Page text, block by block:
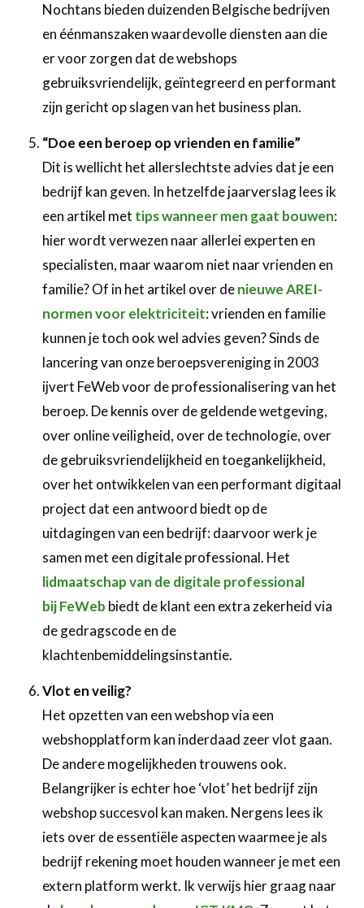
Nochtans bieden duizenden Belgische bedrijven
en éénmanszaken waardevolle diensten aan die
er voor zorgen dat de webshops
gebruiksvriendelijk, geïntegreerd en performant
zijn gericht op slagen van het business plan.
“Doe een beroep op vrienden en familie”
Dit is wellicht het allerslechtste advies dat je een
bedrijf kan geven. In hetzelfde jaarverslag lees ik
een artikel met tips wanneer men gaat bouwen:
hier wordt verwezen naar allerlei experten en
specialisten, maar waarom niet naar vrienden en
familie? Of in het artikel over denieuwe AREI-
normen voor elektriciteit: vrienden en familie
kunnen je toch ook wel advies geven? Sinds de
lancering van onze beroepsvereniging in 2003
ijvert FeWeb voor de professionalisering van het
beroep. De kennis over de geldende wetgeving,
over online veiligheid, over de technologie, over
de gebruiksvriendelijkheid en toegankelijkheid,
over het ontwikkelen van een performant digitaal
project dat een antwoord biedt op de
uitdagingen van een bedrijf: daarvoor werk je
samen met een digitale professional. Het
lidmaatschap van de digitale professional
bij FeWeb biedt de klant een extra zekerheid via
de gedragscode en de
klachtenbemiddelingsinstantie.
Vlot en veilig?
Het opzetten van een webshop via een
webshopplatform kan inderdaad zeer vlot gaan.
De andere mogelijkheden trouwens ook.
Belangrijker is echter hoe ‘vlot’ het bedrijf zijn
webshop succesvol kan maken. Nergens lees ik
iets over de essentiële aspecten waarmee je als
bedrijf rekening moet houden wanneer je met een
extern platform werkt. Ik verwijs hier graag naar